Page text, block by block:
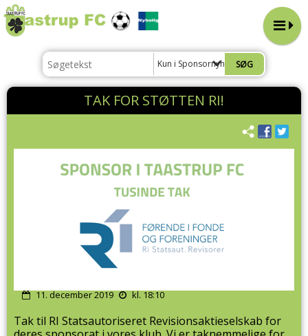
Kun i Sponsornyheder 2019
TAK FOR STØTTEN RI!
11. december 2019 kl. 18:10
Tak til RI Statsautoriseret Revisionsaktieselskab for